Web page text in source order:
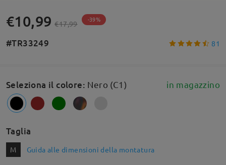
€10,99 €17,99 -39%
#TR33249 81
Seleziona il colore: Nero (C1) in magazzino
Taglia
M Guida alle dimensioni della montatura